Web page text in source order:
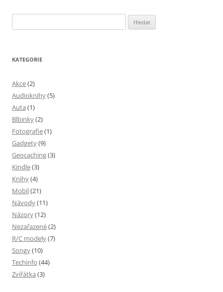
KATEGORIE
Akce(2)
Audioknihy(5)
Auta (1)
Blbinky(2)
Fotografie(1)
Gadgety(9)
Geocaching(3)
Kindle(3)
Knihy(4)
Mobil(21)
Návody(11)
Názory(12)
Nezařazené(2)
R/C modely(7)
Songy(10)
Techinfo (44)
Zvířátka (3)